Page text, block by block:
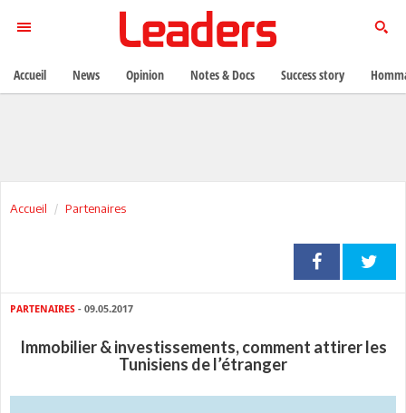
Accueil Partenaires
PARTENAIRES - 09.05.2017
Immobilier & investissements, comment attirer les
Tunisiens de l’étranger
Accueil News Opinion Notes & Docs Success story